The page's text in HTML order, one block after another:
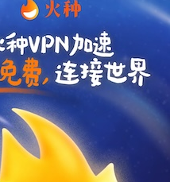
支持 [0] 反对 [0]
支持